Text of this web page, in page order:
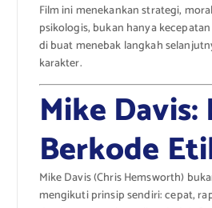
Film ini menekankan strategi,
psikologis, bukan hanya
di buat menebak langkah
karakter.
Mike
Berkode
Mike Davis (Chris Hemsworth)
mengikuti prinsip sendiri: cepat,